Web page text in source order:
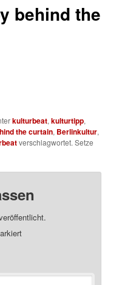
behind the
kulturbeat,kulturtipp,
the curtain, Berlinkultur,
verschlagwortet. Setze